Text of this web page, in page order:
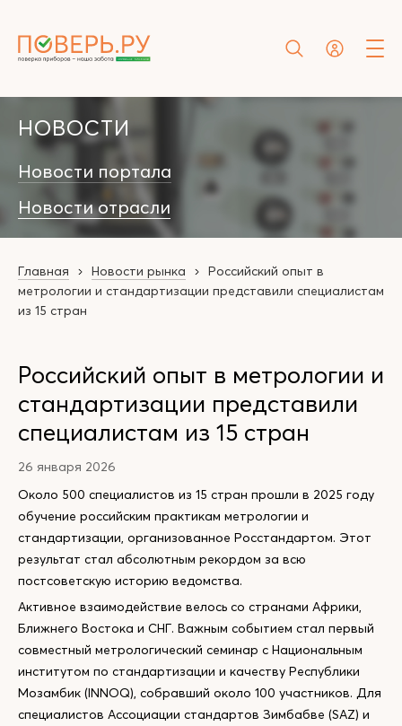
НОВОСТИ
Новости портала
Новости отрасли
Главная Новости рынка
Российский опыт в
метрологии и стандартизации представили специалистам
из 15 стран
Российский опыт в метрологии и
стандартизации представили
специалистам из 15 стран
26 января 2026
Около 500 специалистов из 15 стран прошли в 2025 году
обучение российским практикам метрологии и
стандартизации, организованное Росстандартом. Этот
результат стал абсолютным рекордом за всю
постсоветскую историю ведомства.
Активное взаимодействие велось со странами Африки,
Ближнего Востока и СНГ. Важным событием стал первый
совместный метрологический семинар с Национальным
институтом по стандартизации и качеству Республики
Мозамбик (INNOQ), собравший около 100 участников. Для
специалистов Ассоциации стандартов Зимбабве (SAZ) и